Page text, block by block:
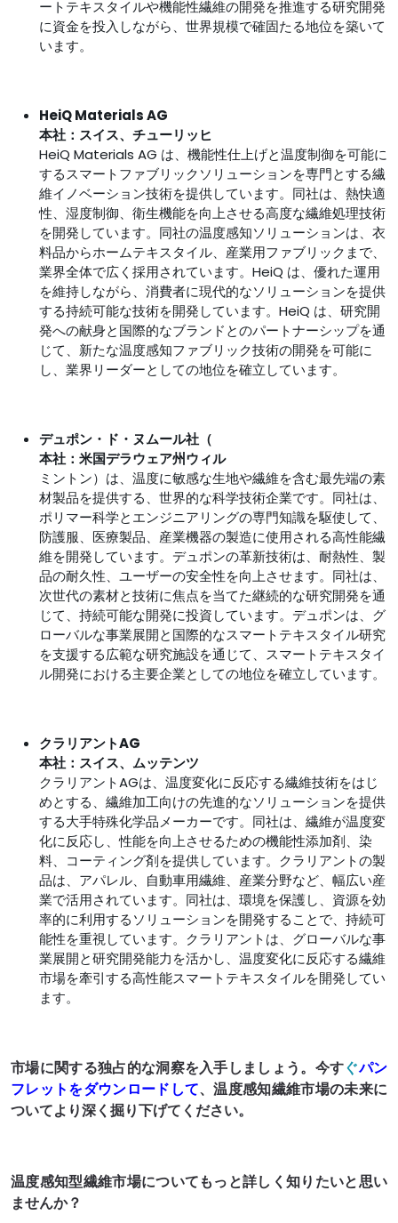
ートテキスタイルや機能性繊維の開発を推進する研究開発
に資金を投入しながら、世界規模で確固たる地位を築いて
います。
HeiQ Materials AG
本社：スイス、チューリッヒ
HeiQ Materials AG は、機能性仕上げと温度制御を可能に
するスマートファブリックソリューションを専門とする繊
維イノベーション技術を提供しています。同社は、熱快適
性、湿度制御、衛生機能を向上させる高度な繊維処理技術
を開発しています。同社の温度感知ソリューションは、衣
料品からホームテキスタイル、産業用ファブリックまで、
業界全体で広く採用されています。HeiQ は、優れた運用
を維持しながら、消費者に現代的なソリューションを提供
する持続可能な技術を開発しています。HeiQ は、研究開
発への献身と国際的なブランドとのパートナーシップを通
じて、新たな温度感知ファブリック技術の開発を可能に
し、業界リーダーとしての地位を確立しています。
デュポン・ド・ヌムール社（
本社：米国デラウェア州ウィル
ミントン）は、温度に敏感な生地や繊維を含む最先端の素
材製品を提供する、世界的な科学技術企業です。同社は、
ポリマー科学とエンジニアリングの専門知識を駆使して、
防護服、医療製品、産業機器の製造に使用される高性能繊
維を開発しています。デュポンの革新技術は、耐熱性、製
品の耐久性、ユーザーの安全性を向上させます。同社は、
次世代の素材と技術に焦点を当てた継続的な研究開発を通
じて、持続可能な開発に投資しています。デュポンは、グ
ローバルな事業展開と国際的なスマートテキスタイル研究
を支援する広範な研究施設を通じて、スマートテキスタイ
ル開発における主要企業としての地位を確立しています。
クラリアントAG
本社：スイス、ムッテンツ
クラリアントAGは、温度変化に反応する繊維技術をはじ
めとする、繊維加工向けの先進的なソリューションを提供
する大手特殊化学品メーカーです。同社は、繊維が温度変
化に反応し、性能を向上させるための機能性添加剤、染
料、コーティング剤を提供しています。クラリアントの製
品は、アパレル、自動車用繊維、産業分野など、幅広い産
業で活用されています。同社は、環境を保護し、資源を効
率的に利用するソリューションを開発することで、持続可
能性を重視しています。クラリアントは、グローバルな事
業展開と研究開発能力を活かし、温度変化に反応する繊維
市場を牽引する高性能スマートテキスタイルを開発してい
ます。
市場に関する独占的な洞察を入手しましょう。今すぐパン
フレットをダウンロードして、温度感知繊維市場の未来に
ついてより深く掘り下げてください。
温度感知型繊維市場についてもっと詳しく知りたいと思い
ませんか？